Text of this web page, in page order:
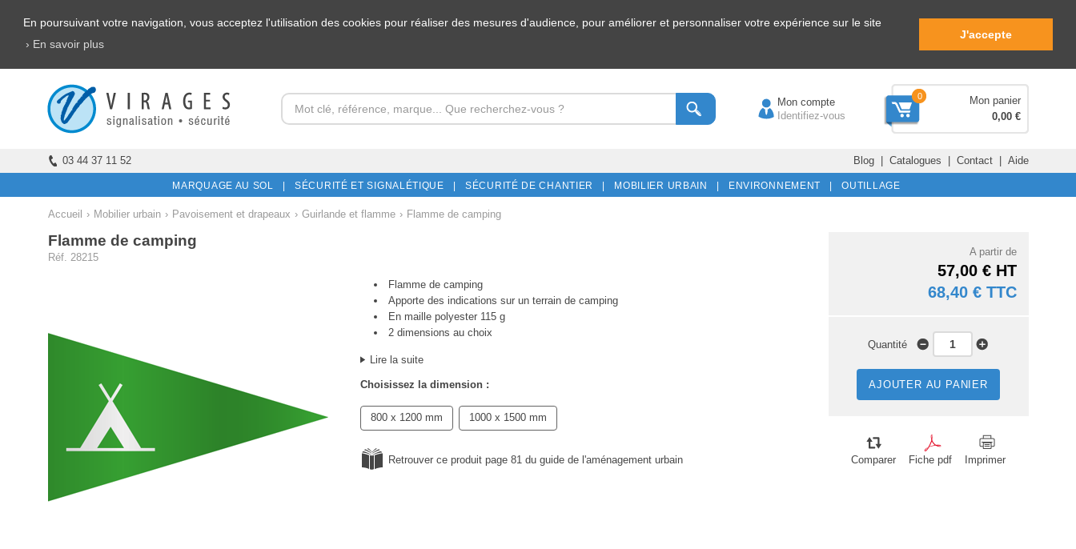
En poursuivant votre navigation, vous acceptez l'utilisation des cookies pour réaliser des mesures d'audience, pour améliorer et personnaliser votre expérience sur le site
› En savoir plus
J'accepte
Mon compte
Identifiez-vous
0
Mon panier
0,00 €
03 44 37 11 52 Blog| Catalogues | Contact| Aide
MARQUAGE AU SOL | SÉCURITÉ ET SIGNALÉTIQUE | SÉCURITÉ DE CHANTIER | MOBILIER URBAIN | ENVIRONNEMENT | OUTILLAGE
Accueil › Mobilier urbain › Pavoisement et drapeaux › Guirlande et flamme › Flamme de camping
Flamme de camping
Réf. 28215
Flamme de camping
Apporte des indications sur un terrain de camping
En maille polyester 115 g
2 dimensions au choix
Lire la suite
Choisissez la dimension :
800 x 1200 mm 1000 x 1500 mm
Retrouver ce produit page 81 du guide de l'aménagement urbain
A partir de
57,00 € HT
68,40 € TTC
Quantité
AJOUTER AU PANIER
Comparer Fiche pdf Imprimer